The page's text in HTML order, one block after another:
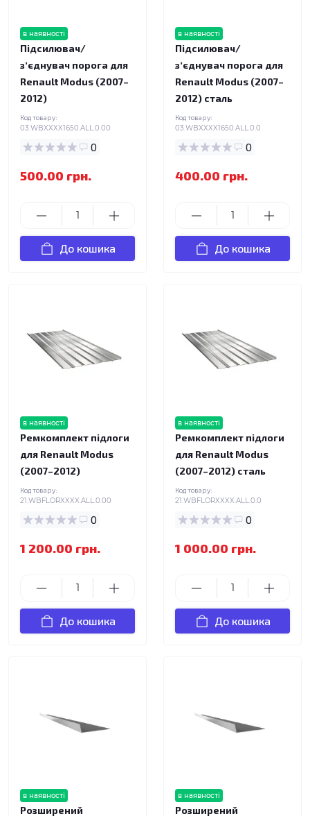
в наявності
Підсилювач/
зʼєднувач порога для
Renault Modus (2007–
2012)
Код товару:
03.WBXXXX1650.ALL.0.00
0
500.00 грн.
До кошика
в наявності
Підсилювач/
зʼєднувач порога для
Renault Modus (2007–
2012) сталь
Код товару:
03.WBXXXX1650.ALL.0.0
0
400.00 грн.
До кошика
в наявності
Ремкомплект підлоги
для Renault Modus
(2007–2012)
Код товару:
21.WBFLORXXXX.ALL.0.00
0
1 200.00 грн.
До кошика
в наявності
Ремкомплект підлоги
для Renault Modus
(2007–2012) сталь
Код товару:
21.WBFLORXXXX.ALL.0.0
0
1 000.00 грн.
До кошика
в наявності
Розширений
в наявності
Розширений